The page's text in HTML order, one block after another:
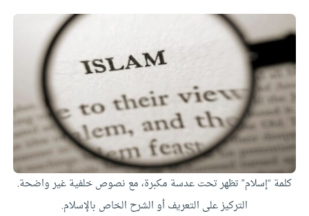
كلمة “إسلام” تظهر تحت عدسة مكبرة، مع نصوص خلفية غير واضحة.
التركيز على التعريف أو الشرح الخاص بالإسلام.